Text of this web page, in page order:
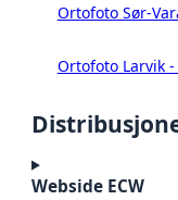
Ortofoto Sør-
Ortofoto Larvik
Webside ECW